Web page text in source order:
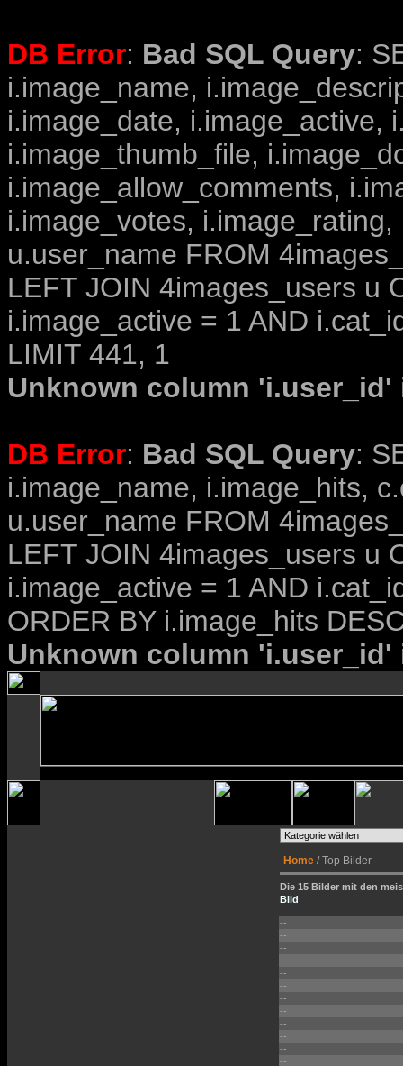
DB Error: Bad SQL Query:
i.image_name,
i.image_date, i.image_active,
i.image_thumb_file,
i.image_allow_comments,
i.image_votes,
u.user_name FROM
LEFT JOIN 4images_users u
i.image_active = 1 AND
LIMIT 441, 1
Unknown column
DB Error: Bad SQL Query:
i.image_name, i.image_hits,
u.user_name FROM
LEFT JOIN 4images_users u
i.image_active = 1 AND
ORDER BY i.image_hits
Unknown column
Home / Top Bilder
Die 15 Bilder mit den
Bild
--
--
--
--
--
--
--
--
--
--
--
--